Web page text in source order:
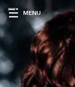
MENU